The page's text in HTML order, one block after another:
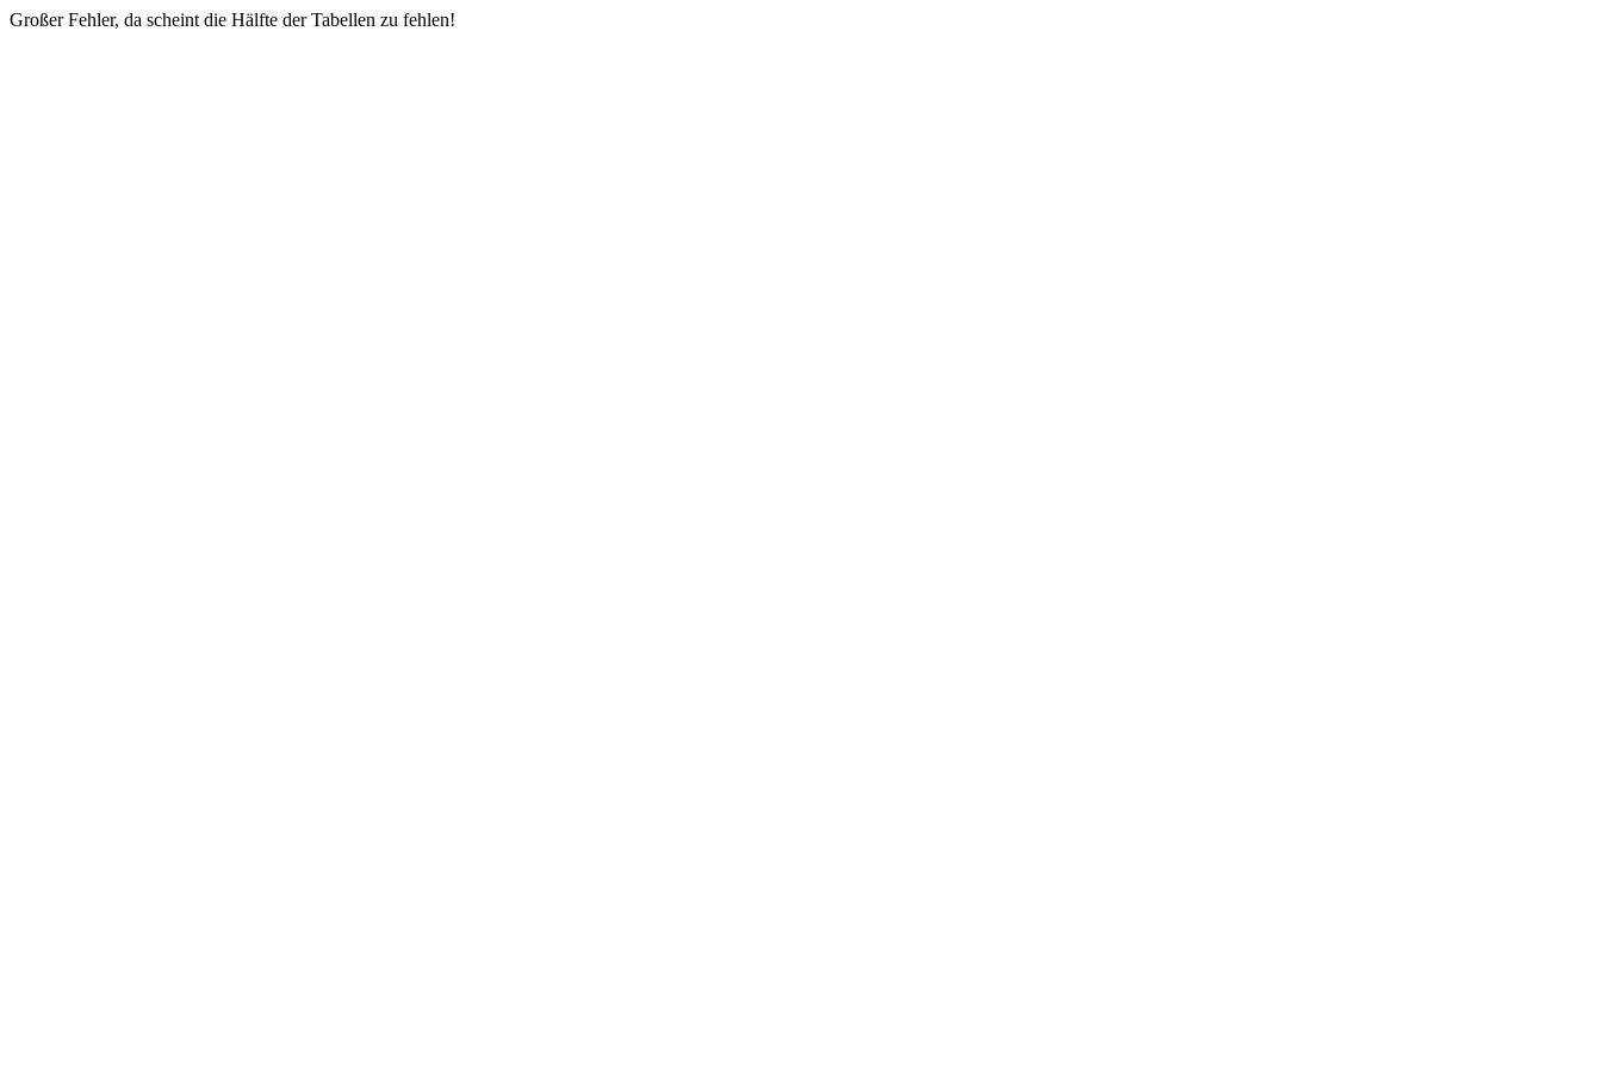
Großer Fehler, da scheint die Hälfte der Tabellen zu fehlen!